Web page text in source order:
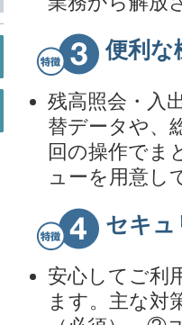
便利な
残高照会・入
替データや、
回の操作でま
ューを用意し
セキュ
安心してご利
ます。主な対